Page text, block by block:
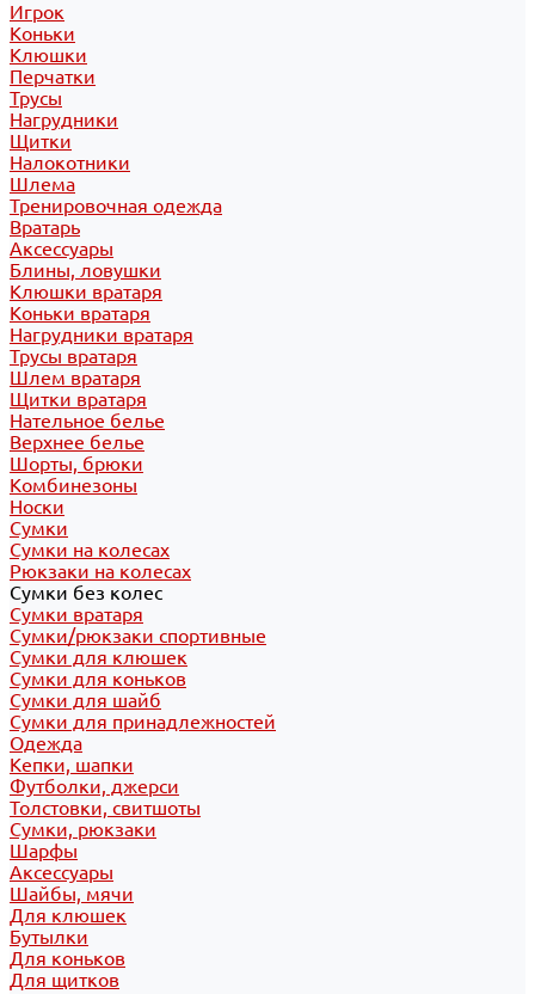
Игрок
Коньки
Клюшки
Перчатки
Трусы
Нагрудники
Щитки
Налокотники
Шлема
Тренировочная одежда
Вратарь
Аксессуары
Блины, ловушки
Клюшки вратаря
Коньки вратаря
Нагрудники вратаря
Трусы вратаря
Шлем вратаря
Щитки вратаря
Нательное белье
Верхнее белье
Шорты, брюки
Комбинезоны
Носки
Сумки
Сумки на колесах
Рюкзаки на колесах
Сумки без колес
Сумки вратаря
Сумки/рюкзаки спортивные
Сумки для клюшек
Сумки для коньков
Сумки для шайб
Сумки для принадлежностей
Одежда
Кепки, шапки
Футболки, джерси
Толстовки, свитшоты
Сумки, рюкзаки
Шарфы
Аксессуары
Шайбы, мячи
Для клюшек
Бутылки
Для коньков
Для щитков